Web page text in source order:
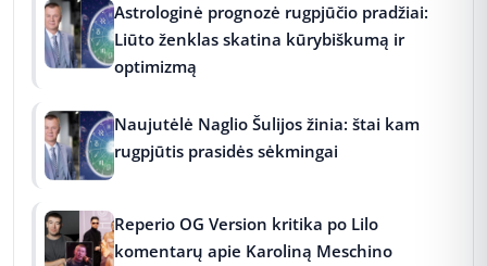
Astrologinė prognozė rugpjūčio pradžiai:
Liūto ženklas skatina kūrybiškumą ir
optimizmą
Naujutėlė Naglio Šulijos žinia: štai kam
rugpjūtis prasidės sėkmingai
Reperio OG Version kritika po Lilo
komentarų apie Karoliną Meschino